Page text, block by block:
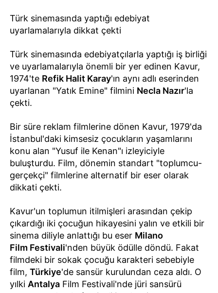
Türk sinemasında yaptığı edebiyat
uyarlamalarıyla dikkat çekti
Türk sinemasında edebiyatçılarla yaptığı iş birliği
ve uyarlamalarıyla önemli bir yer edinen Kavur,
1974'te Refik Halit Karay'ın aynı adlı eserinden
uyarlanan "Yatık Emine" filmini Necla Nazır'la
çekti.
Bir süre reklam filmlerine dönen Kavur, 1979'da
İstanbul'daki kimsesiz çocukların yaşamlarını
konu alan "Yusuf ile Kenan"ı izleyiciyle
buluşturdu. Film, dönemin standart "toplumcu-
gerçekçi" filmlerine alternatif bir eser olarak
dikkati çekti.
Kavur'un toplumun itilmişleri arasından çekip
çıkardığı iki çocuğun hikayesini yalın ve etkili bir
sinema diliyle anlattığı bu eser Milano
Film Festivali'nden büyük ödülle döndü. Fakat
filmdeki bir sokak çocuğu karakteri sebebiyle
film, Türkiye'de sansür kurulundan ceza aldı. O
yılki Antalya Film Festivali'nde jüri sansürü